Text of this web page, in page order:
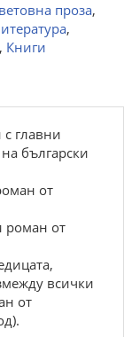
проза,
,
, Книги
главни
български
от
роман от
всички
от